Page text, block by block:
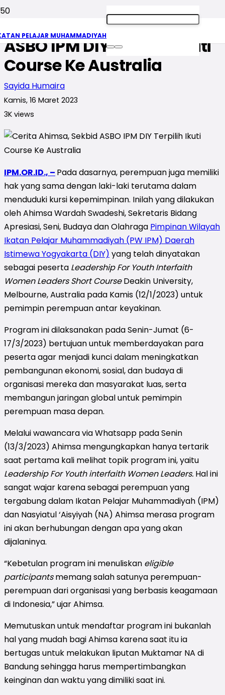
PELAJAR MUHAMMADIYAH
Cerita Ahimsa, Sekbid
ASBO IPM DIY Terpilih Ikuti
Course Ke Australia
Sayida Humaira
Kamis, 16 Maret 2023
3K views
IPM.OR.ID., – Pada dasarnya, perempuan juga memiliki
hak yang sama dengan laki-laki terutama dalam
menduduki kursi kepemimpinan. Inilah yang dilakukan
oleh Ahimsa Wardah Swadeshi, Sekretaris Bidang
Apresiasi, Seni, Budaya dan Olahraga Pimpinan Wilayah
Ikatan Pelajar Muhammadiyah (PW IPM) Daerah
Istimewa Yogyakarta (DIY) yang telah dinyatakan
sebagai peserta Leadership For Youth Interfaith
Women Leaders Short CourseDeakin University,
Melbourne, Australia pada Kamis (12/1/2023) untuk
pemimpin perempuan antar keyakinan.
Program ini dilaksanakan pada Senin-Jumat (6-
17/3/2023) bertujuan untuk memberdayakan para
peserta agar menjadi kunci dalam meningkatkan
pembangunan ekonomi, sosial, dan budaya di
organisasi mereka dan masyarakat luas, serta
membangun jaringan global untuk pemimpin
perempuan masa depan.
Melalui wawancara via Whatsapp pada Senin
(13/3/2023) Ahimsa mengungkapkan hanya tertarik
saat pertama kali melihat topik program ini, yaitu
Leadership For Youth interfaith Women Leaders. Hal ini
sangat wajar karena sebagai perempuan yang
tergabung dalam Ikatan Pelajar Muhammadiyah (IPM)
dan Nasyiatul ‘Aisyiyah (NA) Ahimsa merasa program
ini akan berhubungandengan apa yang akan
dijalaninya.
“Kebetulan program ini menuliskan eligible
participantsmemang salah satunya perempuan-
perempuan dari organisasi yang berbasis keagamaan
di Indonesia,” ujar Ahimsa.
Memutuskan untuk mendaftar program ini bukanlah
hal yang mudah bagi Ahimsa karena saat itu ia
bertugas untuk melakukan liputan Muktamar NA di
Bandung sehingga harus mempertimbangkan
keinginan dan waktu yang dimiliki saat ini.